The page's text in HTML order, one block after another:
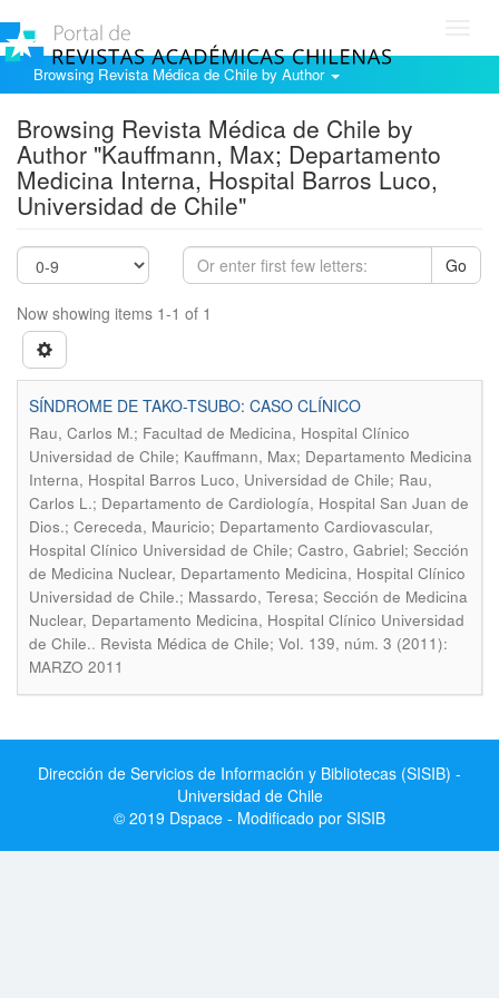
Browsing Revista Médica de Chile by Author
Browsing Revista Médica de Chile by
Author "Kauffmann, Max; Departamento
Medicina Interna, Hospital Barros Luco,
Universidad de Chile"
Go
Now showing items 1-1 of 1
SÍNDROME DE TAKO-TSUBO: CASO CLÍNICO
Rau, Carlos M.; Facultad de Medicina, Hospital Clínico
Universidad de Chile; Kauffmann, Max; Departamento Medicina
Interna, Hospital Barros Luco, Universidad de Chile; Rau,
Carlos L.; Departamento de Cardiología, Hospital San Juan de
Dios.; Cereceda, Mauricio; Departamento Cardiovascular,
Hospital Clínico Universidad de Chile; Castro, Gabriel; Sección
de Medicina Nuclear, Departamento Medicina, Hospital Clínico
Universidad de Chile.; Massardo, Teresa; Sección de Medicina
Nuclear, Departamento Medicina, Hospital Clínico Universidad
de Chile.. Revista Médica de Chile; Vol. 139, núm. 3 (2011):
MARZO 2011
Dirección de Servicios de Información y Bibliotecas (SISIB) -
Universidad de Chile
© 2019 Dspace - Modificado por SISIB